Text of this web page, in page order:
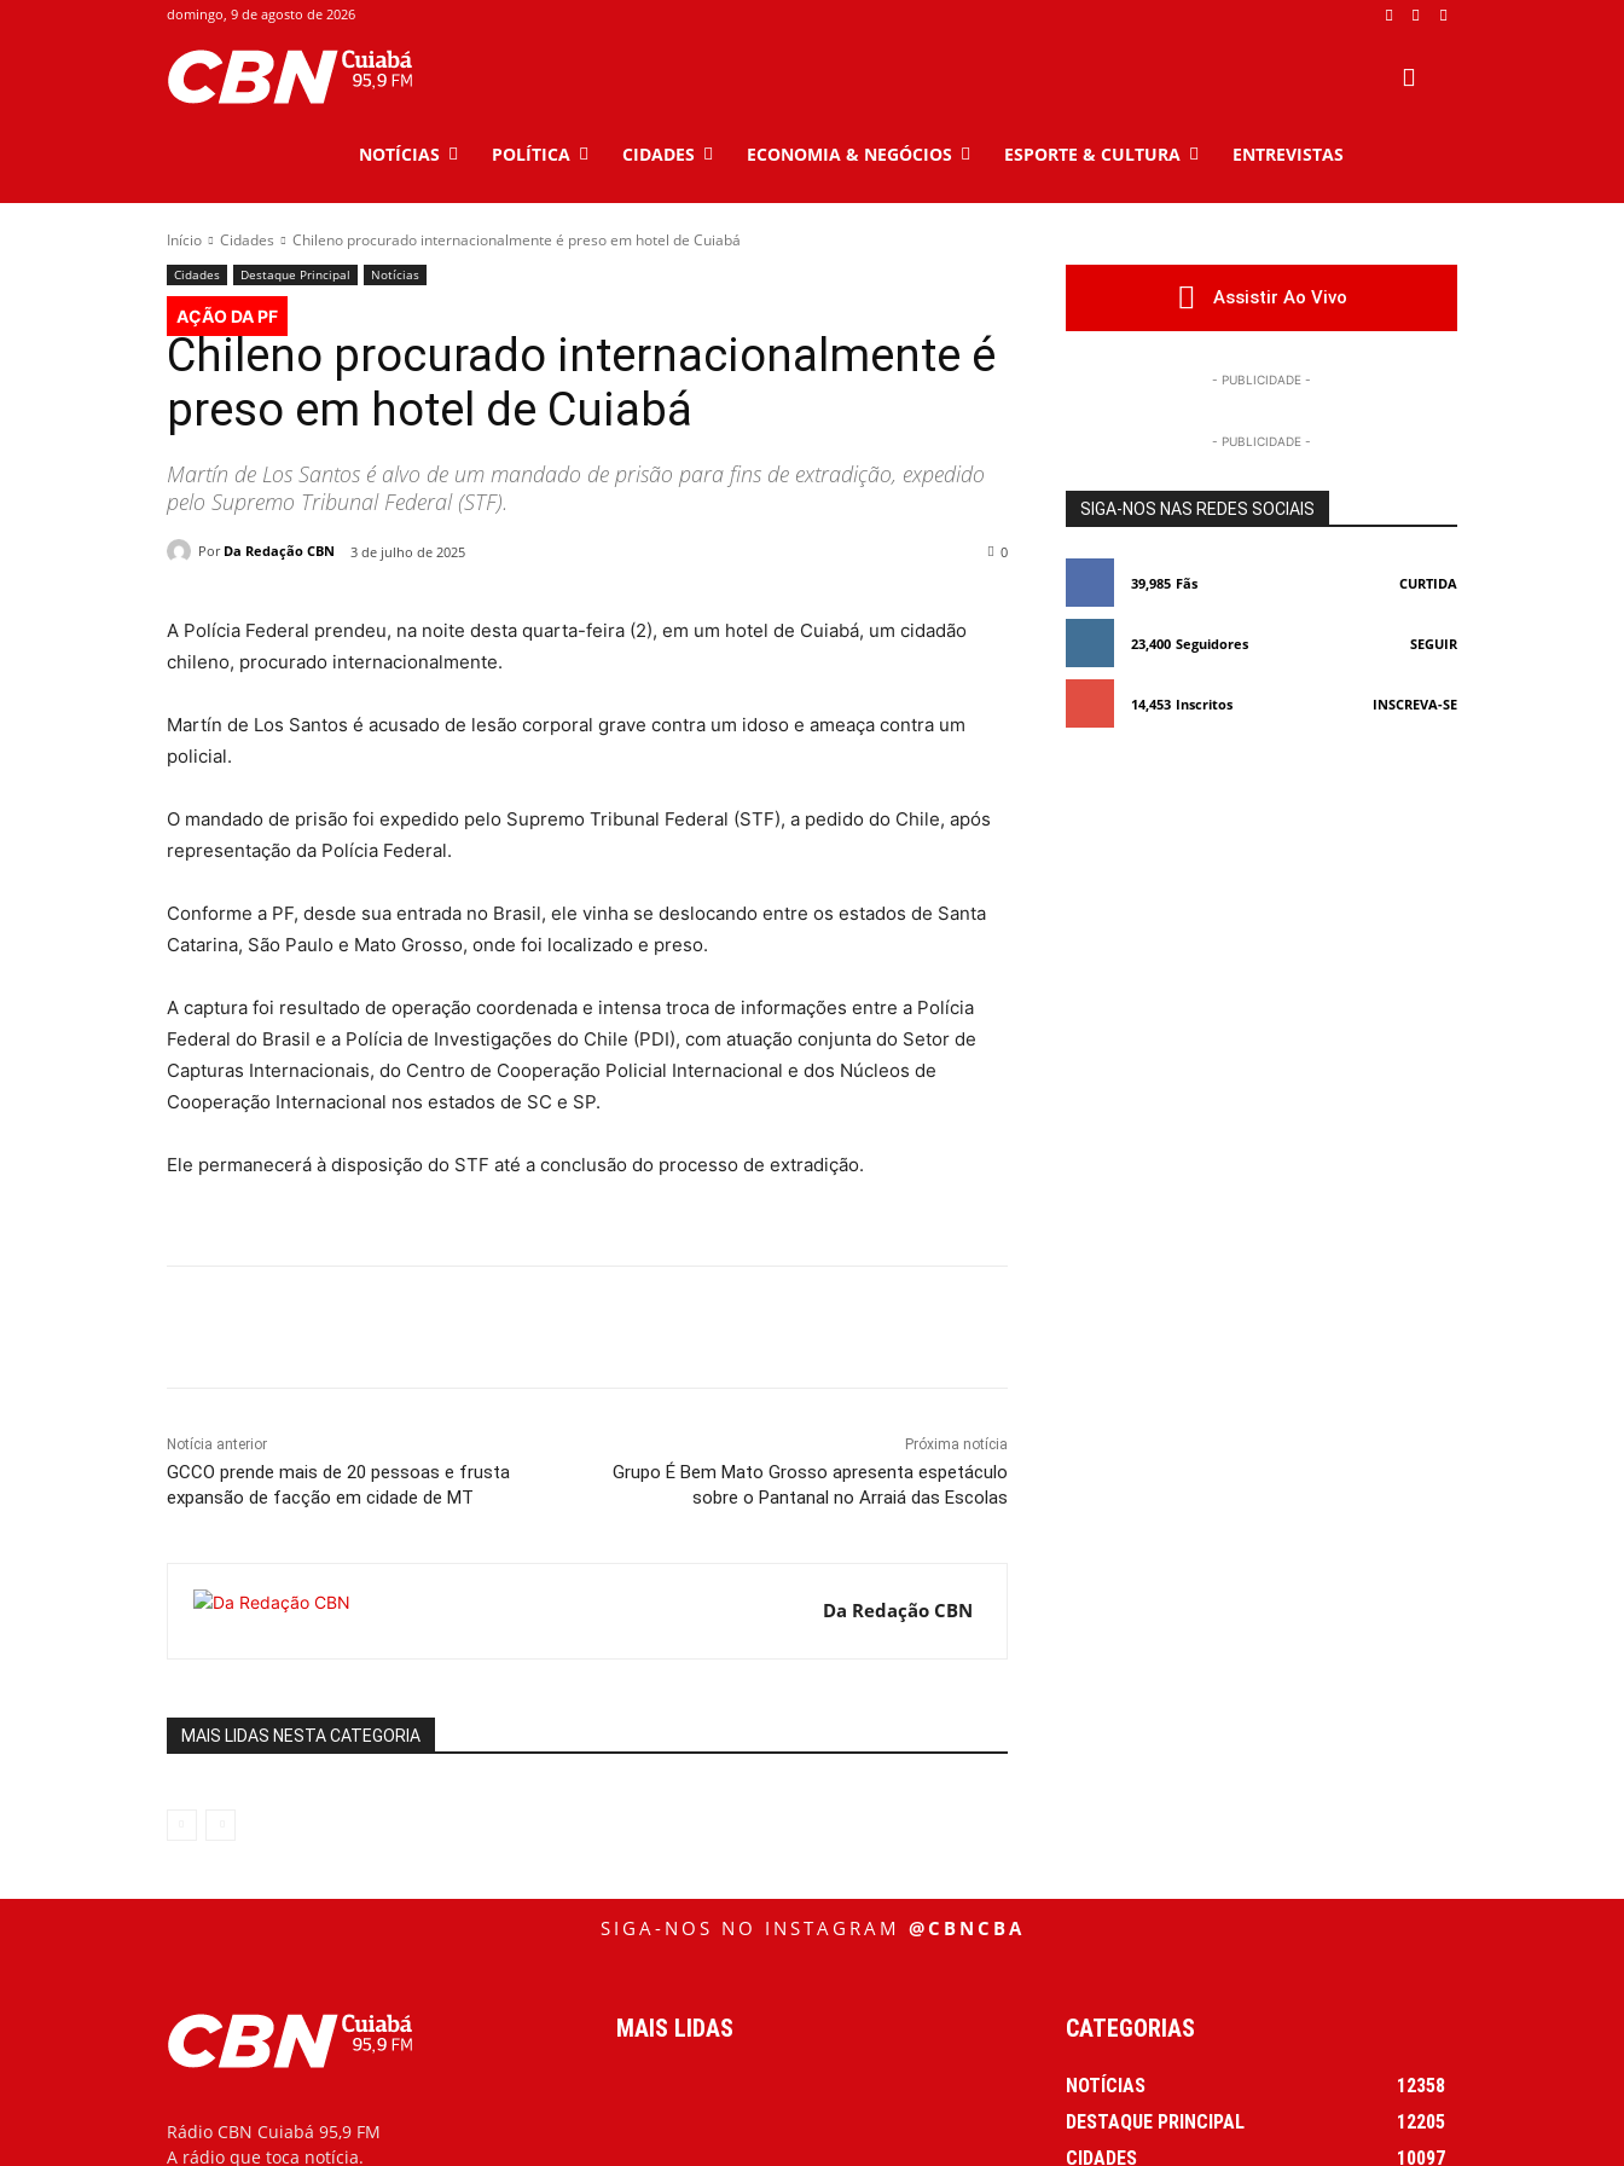
domingo, 9 de agosto de 2026
NOTÍCIAS POLÍTICA CIDADES ECONOMIA & NEGÓCIOS ESPORTE & CULTURA ENTREVISTAS
Início Cidades Chileno procurado internacionalmente é preso em hotel de Cuiabá
Cidades Destaque Principal Notícias
AÇÃO DA PF
Chileno procurado internacionalmente é
preso em hotel de Cuiabá
Martín de Los Santos é alvo de um mandado de prisão para fins de extradição, expedido
pelo Supremo Tribunal Federal (STF).
Por Da Redação CBN 3 de julho de 2025 0
A Polícia Federal prendeu, na noite desta quarta-feira (2), em um hotel de Cuiabá, um cidadão
chileno, procurado internacionalmente.
Martín de Los Santos é acusado de lesão corporal grave contra um idoso e ameaça contra um
policial.
O mandado de prisão foi expedido pelo Supremo Tribunal Federal (STF), a pedido do Chile, após
representação da Polícia Federal.
Conforme a PF, desde sua entrada no Brasil, ele vinha se deslocando entre os estados de Santa
Catarina, São Paulo e Mato Grosso, onde foi localizado e preso.
A captura foi resultado de operação coordenada e intensa troca de informações entre a Polícia
Federal do Brasil e a Polícia de Investigações do Chile (PDI), com atuação conjunta do Setor de
Capturas Internacionais, do Centro de Cooperação Policial Internacional e dos Núcleos de
Cooperação Internacional nos estados de SC e SP.
Ele permanecerá à disposição do STF até a conclusão do processo de extradição.
Notícia anterior
GCCO prende mais de 20 pessoas e frusta
expansão de facção em cidade de MT
Próxima notícia
Grupo É Bem Mato Grosso apresenta espetáculo
sobre o Pantanal no Arraiá das Escolas
Da Redação CBN
MAIS LIDAS NESTA CATEGORIA
Assistir Ao Vivo
- PUBLICIDADE -
- PUBLICIDADE -
SIGA-NOS NAS REDES SOCIAIS
39,985 Fãs CURTIDA
23,400 Seguidores SEGUIR
14,453 Inscritos INSCREVA-SE
SIGA-NOS NO INSTAGRAM @CBNCBA
Rádio CBN Cuiabá 95,9 FM
A rádio que toca notícia.
MAIS LIDAS CATEGORIAS
NOTÍCIAS
12358
DESTAQUE PRINCIPAL
12205
CIDADES
10097